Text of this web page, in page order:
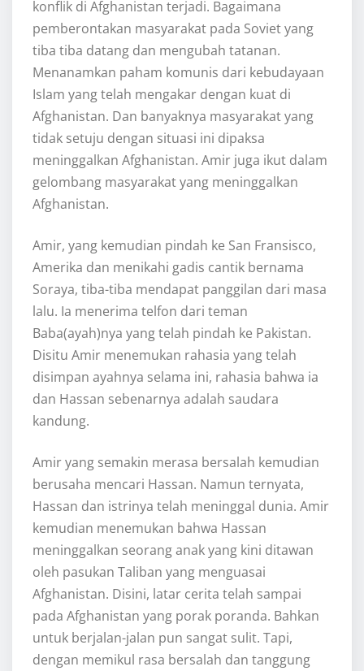
konflik di Afghanistan terjadi. Bagaimana
pemberontakan masyarakat pada Soviet yang
tiba tiba datang dan mengubah tatanan.
Menanamkan paham komunis dari kebudayaan
Islam yang telah mengakar dengan kuat di
Afghanistan. Dan banyaknya masyarakat yang
tidak setuju dengan situasi ini dipaksa
meninggalkan Afghanistan. Amir juga ikut dalam
gelombang masyarakat yang meninggalkan
Afghanistan.
Amir, yang kemudian pindah ke San Fransisco,
Amerika dan menikahi gadis cantik bernama
Soraya, tiba-tiba mendapat panggilan dari masa
lalu. Ia menerima telfon dari teman
Baba(ayah)nya yang telah pindah ke Pakistan.
Disitu Amir menemukan rahasia yang telah
disimpan ayahnya selama ini, rahasia bahwa ia
dan Hassan sebenarnya adalah saudara
kandung.
Amir yang semakin merasa bersalah kemudian
berusaha mencari Hassan. Namun ternyata,
Hassan dan istrinya telah meninggal dunia. Amir
kemudian menemukan bahwa Hassan
meninggalkan seorang anak yang kini ditawan
oleh pasukan Taliban yang menguasai
Afghanistan. Disini, latar cerita telah sampai
pada Afghanistan yang porak poranda. Bahkan
untuk berjalan-jalan pun sangat sulit. Tapi,
dengan memikul rasa bersalah dan tanggung